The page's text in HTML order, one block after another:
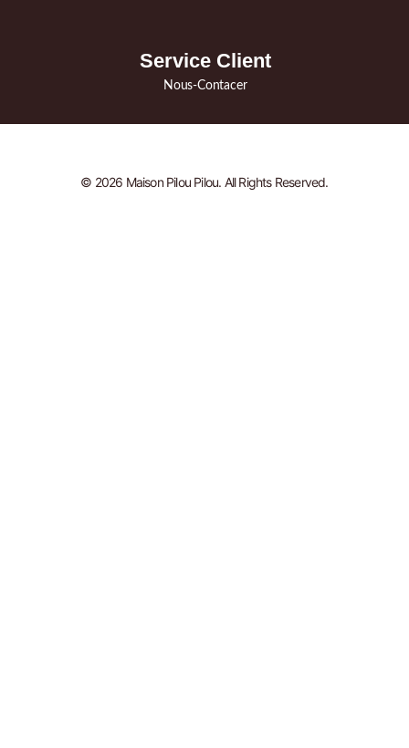
Service Client
Nous-Contacer
© 2026 Maison Pilou Pilou. All Rights Reserved.